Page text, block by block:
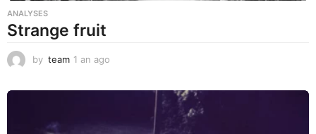
ANALYSES
Strange fruit
by team 1 an ago